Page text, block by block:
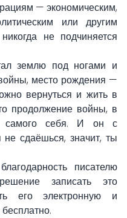
— экономическим,
или другим
не подчиняется
землю под ногами и
место рождения —
вернуться и жить в
продолжение войны, в
самого себя. И он с
сдаёшься, значит, ты
писателю
записать это
его электронную и